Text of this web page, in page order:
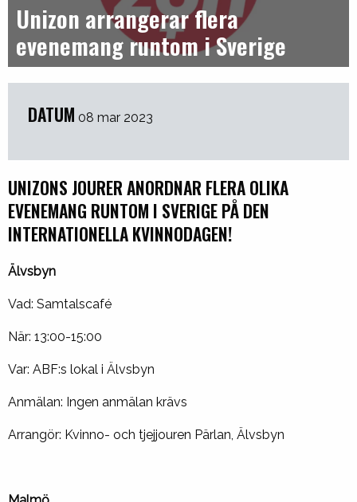
Unizon arrangerar flera
evenemang runtom i Sverige
DATUM 08 mar 2023
UNIZONS JOURER ANORDNAR FLERA OLIKA
EVENEMANG RUNTOM I SVERIGE PÅ DEN
INTERNATIONELLA KVINNODAGEN!
Älvsbyn
Vad: Samtalscafé
När: 13:00-15:00
Var: ABF:s lokal i Älvsbyn
Anmälan: Ingen anmälan krävs
Arrangör: Kvinno- och tjejjouren Pärlan, Älvsbyn